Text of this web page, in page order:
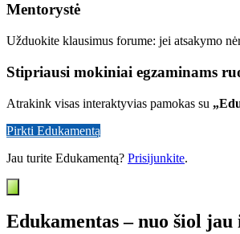
Mentorystė
Užduokite klausimus forume: jei atsakymo
Stipriausi mokiniai egzaminams
Atrakink visas interaktyvias pamokas su
Pirkti Edukamentą
Jau turite Edukamentą? Prisijunkite.
Edukamentas – nuo šiol